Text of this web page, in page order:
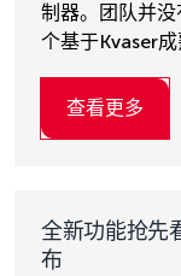
制器。团队并
个基于Kvaser成
查看更多
全新功能抢先
布